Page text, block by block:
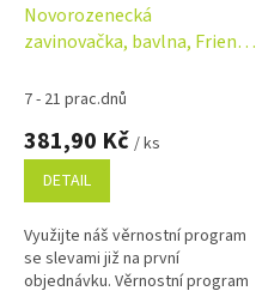
Novorozenecká
zavinovačka, bavlna, Friends
7 - 21 prac.dnů
381,90 Kč / ks
DETAIL
Využijte náš věrnostní program
se slevami již na první
objednávku. Věrnostní program